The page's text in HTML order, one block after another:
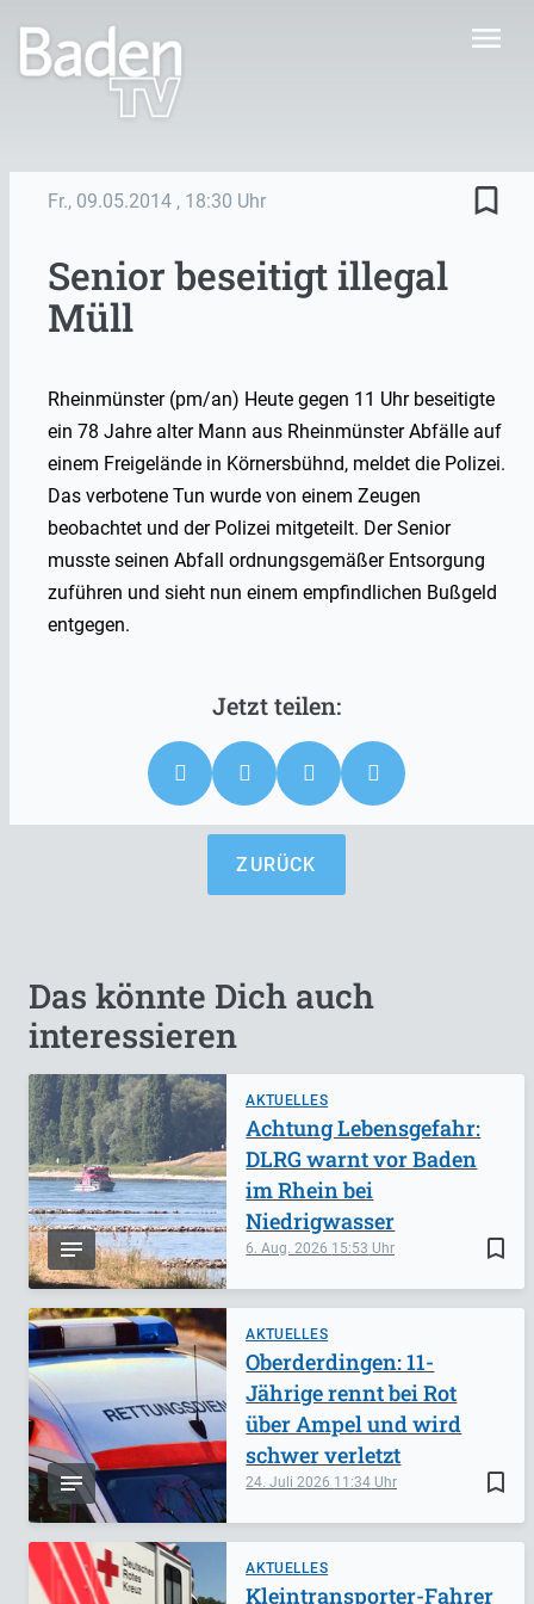
menu
Fr., 09.05.2014 , 18:30 Uhr bookmark_border
Senior beseitigt illegal
Müll
Rheinmünster (pm/an) Heute gegen 11 Uhr beseitigte
ein 78 Jahre alter Mann aus Rheinmünster Abfälle auf
einem Freigelände in Körnersbühnd, meldet die Polizei.
Das verbotene Tun wurde von einem Zeugen
beobachtet und der Polizei mitgeteilt. Der Senior
musste seinen Abfall ordnungsgemäßer Entsorgung
zuführen und sieht nun einem empfindlichen Bußgeld
entgegen.
ZURÜCK
Das könnte Dich auch
interessieren
AKTUELLES
bookmark_border
6. Aug. 2026 15:53
Achtung Lebensgefahr:
DLRG warnt vor Baden
im Rhein bei
Niedrigwasser
AKTUELLES
bookmark_border
24. Juli 2026 11:34
Oberderdingen: 11-
Jährige rennt bei Rot
über Ampel und wird
schwer verletzt
AKTUELLES
Kleintransporter-Fahrer